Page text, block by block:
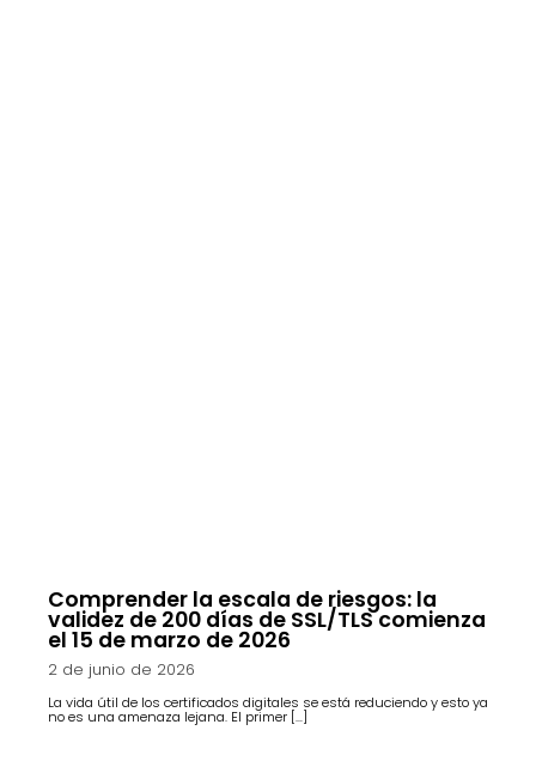
Comprender la escala de riesgos: la
validez de 200 días de SSL/TLS comienza
el 15 de marzo de 2026
2 de junio de 2026
La vida útil de los certificados digitales se está reduciendo y esto ya
no es una amenaza lejana. El primer […]